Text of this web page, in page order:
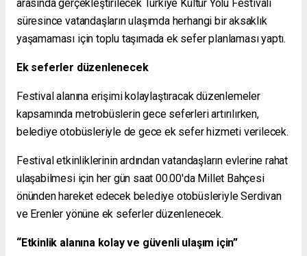
arasında gerçekleştirilecek Türkiye Kültür Yolu Festivali
süresince vatandaşların ulaşımda herhangi bir aksaklık
yaşamaması için toplu taşımada ek sefer planlaması yaptı.
Ek seferler düzenlenecek
Festival alanına erişimi kolaylaştıracak düzenlemeler
kapsamında metrobüslerin gece seferleri artırılırken,
belediye otobüsleriyle de gece ek sefer hizmeti verilecek.
Festival etkinliklerinin ardından vatandaşların evlerine rahat
ulaşabilmesi için her gün saat 00.00'da Millet Bahçesi
önünden hareket edecek belediye otobüsleriyle Serdivan
ve Erenler yönüne ek seferler düzenlenecek.
“Etkinlik alanına kolay ve güvenli ulaşım için”